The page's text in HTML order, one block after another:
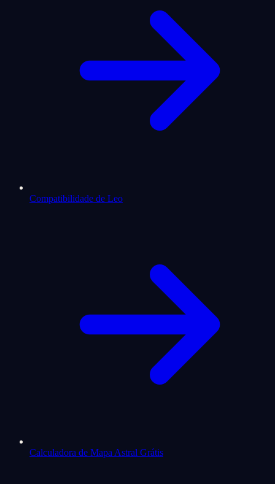
Compatibilidade de Leo
Calculadora de Mapa Astral Grátis